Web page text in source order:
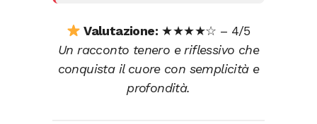
Valutazione:★★★★☆ – 4/5
Un racconto tenero e riflessivo che
conquista il cuore con semplicità e
profondità.